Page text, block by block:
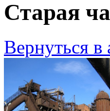
Старая
Вернуться в